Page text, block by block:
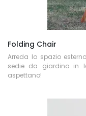
Folding Chair
Arreda lo spazio
sedie da giardino in
aspettano!